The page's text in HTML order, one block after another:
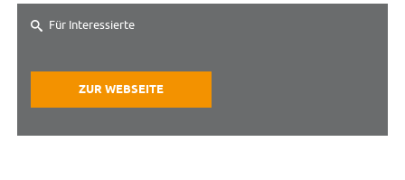
Für Interessierte
ZUR WEBSEITE